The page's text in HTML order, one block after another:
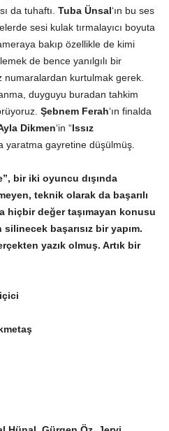
da tuhaftı. Tuba Ünsal‘ın bu ses
sesi kulak tırmalayıcı boyuta
bakıp özellikle de kimi
de bence yanılgılı bir
numaralardan kurtulmak gerek.
duyguyu buradan tahkim
Şebnem Ferah‘ın finalda
Dikmen‘in “Issız
yaratma gayretine düşülmüş.
bir iki oyuncu dışında
teknik olarak da başarılı
hiçbir değer taşımayan konusu
başarısız bir yapım.
yazık olmuş. Artık bir